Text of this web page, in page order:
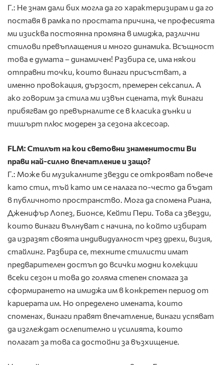
Г.: Не знам дали бих могла да го характеризирам и да го
поставя в рамка по простата причина, че професията
ми изисква постоянна промяна в имиджа, различни
стилови превъплащения и много динамика. Всъщност
това е думата – динамичен! Разбира се, има някои
отправни точки, които винаги присъстват, а
именно провокация, дързост, премерен сексапил. А
ако говорим за стила ми извън сцената, тук винаги
прибягвам до превърналите се в класика дънки и
тишърт плюс модерен за сезона аксесоар.
FLM: Стилът на кои световни знаменитости Ви
прави най-силно впечатление и защо?
Г.: Може би музикалните звезди се открояват повече
като стил, тъй като им се налага по-често да бъдат
в публичното пространство. Мога да спомена Риана,
Дженифър Лопез, Бионсе, Кейти Пери. Това са звезди,
които винаги вълнуват с начина, по който избират
да изразят своята индивидуалност чрез дрехи, визия,
стайлинг. Разбира се, техните стилисти имат
предварителен достъп до всички модни колекции
всеки сезон и това до голяма степен спомага за
сформирането на имиджа им в конкретен период от
кариерата им. Но определено имената, които
споменах, винаги правят впечатление, винаги успяват
да изглеждат ослепително и усилията, които
полагат за това са достойни за възхищение.